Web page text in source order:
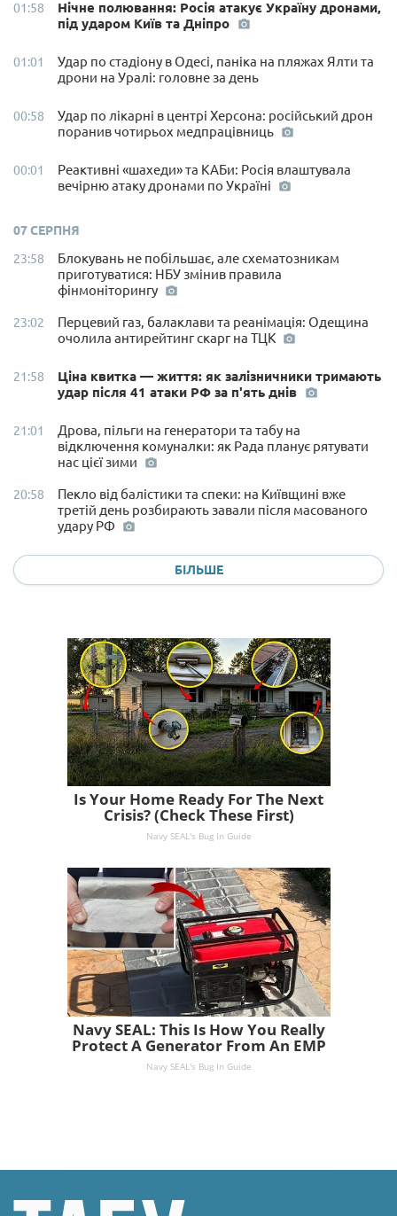
01:58
Нічне полювання: Росія атакує Україну дронами,
під ударом Київ та Дніпро
01:01
Удар по стадіону в Одесі, паніка на пляжах Ялти та
дрони на Уралі: головне за день
00:58
Удар по лікарні в центрі Херсона: російський дрон
поранив чотирьох медпрацівниць
00:01
Реактивні «шахеди» та КАБи: Росія влаштувала
вечірню атаку дронами по Україні
07 СЕРПНЯ
23:58
Блокувань не побільшає, але схематозникам
приготуватися: НБУ змінив правила
фінмоніторингу
23:02
Перцевий газ, балаклави та реанімація: Одещина
очолила антирейтинг скарг на ТЦК
21:58
Ціна квитка — життя: як залізничники тримають
удар після 41 атаки РФ за п'ять днів
21:01
Дрова, пільги на генератори та табу на
відключення комуналки: як Рада планує рятувати
нас цієї зими
20:58
Пекло від балістики та спеки: на Київщині вже
третій день розбирають завали після масованого
удару РФ
БІЛЬШЕ
Is Your Home Ready For The Next
Crisis? (Check These First)
Navy SEAL's Bug In Guide
Navy SEAL: This Is How You Really
Protect A Generator From An EMP
Navy SEAL's Bug In Guide